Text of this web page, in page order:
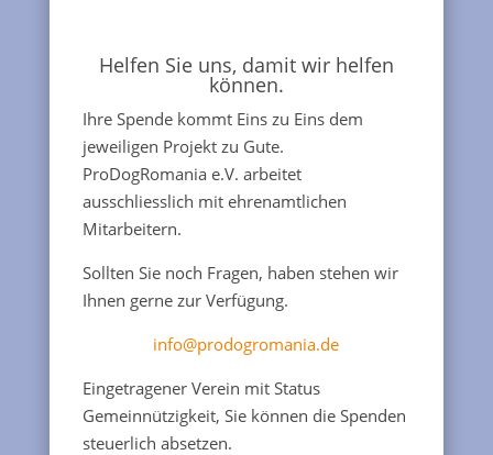
Helfen Sie uns, damit wir helfen
können.
Ihre Spende kommt Eins zu Eins dem
jeweiligen Projekt zu Gute.
ProDogRomania e.V. arbeitet
ausschliesslich mit ehrenamtlichen
Mitarbeitern.
Sollten Sie noch Fragen, haben stehen wir
Ihnen gerne zur Verfügung.
info@prodogromania.de
Eingetragener Verein mit Status
Gemeinnützigkeit, Sie können die Spenden
steuerlich absetzen.